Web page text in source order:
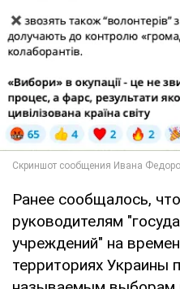
Ранее сообщалось,
руководителям
учреждений" на
территориях Украины